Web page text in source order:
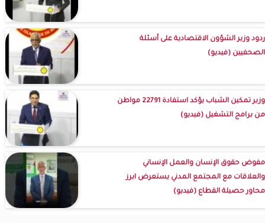
ردود وزير الشؤون الاقتصادية على أسئلة
الصحفيين (فيديو)
وزير تمكين الشباب يؤكد استفادة 22791 مواطن
من برامج التشغيل (فيديو)
مفوض حقوق الإنسان والعمل الإنساني
والعلاقات مع المجتمع المدني يستعرض ابرز
محاور حصيلة القطاع (فيديو)